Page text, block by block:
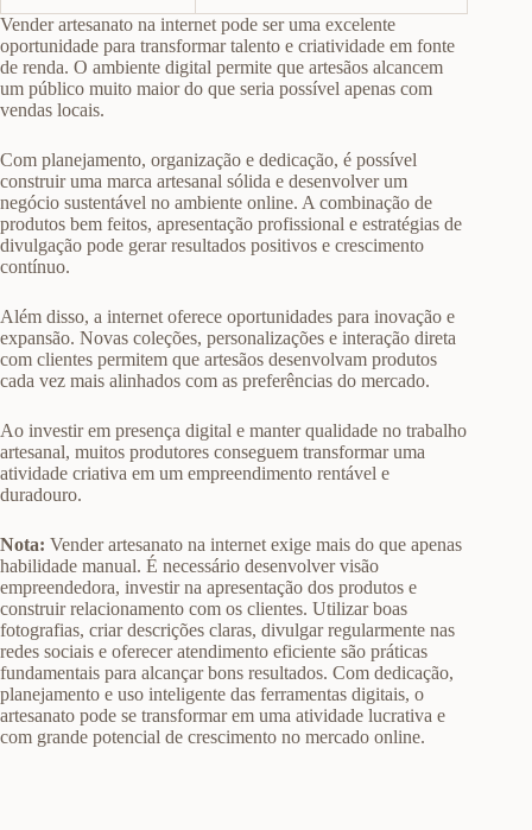
Vender artesanato na internet pode ser uma excelente
oportunidade para transformar talento e criatividade em fonte
de renda. O ambiente digital permite que artesãos alcancem
um público muito maior do que seria possível apenas com
vendas locais.
Com planejamento, organização e dedicação, é possível
construir uma marca artesanal sólida e desenvolver um
negócio sustentável no ambiente online. A combinação de
produtos bem feitos, apresentação profissional e estratégias de
divulgação pode gerar resultados positivos e crescimento
contínuo.
Além disso, a internet oferece oportunidades para inovação e
expansão. Novas coleções, personalizações e interação direta
com clientes permitem que artesãos desenvolvam produtos
cada vez mais alinhados com as preferências do mercado.
Ao investir em presença digital e manter qualidade no trabalho
artesanal, muitos produtores conseguem transformar uma
atividade criativa em um empreendimento rentável e
duradouro.
Nota: Vender artesanato na internet exige mais do que apenas
habilidade manual. É necessário desenvolver visão
empreendedora, investir na apresentação dos produtos e
construir relacionamento com os clientes. Utilizar boas
fotografias, criar descrições claras, divulgar regularmente nas
redes sociais e oferecer atendimento eficiente são práticas
fundamentais para alcançar bons resultados. Com dedicação,
planejamento e uso inteligente das ferramentas digitais, o
artesanato pode se transformar em uma atividade lucrativa e
com grande potencial de crescimento no mercado online.